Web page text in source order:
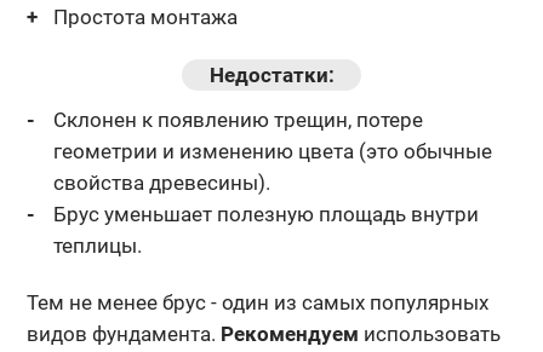
Простота монтажа
Недостатки:
Склонен к появлению трещин, потере
геометрии и изменению цвета (это обычные
свойства древесины).
Брус уменьшает полезную площадь внутри
теплицы.
Тем не менее брус - один из самых популярных
видов фундамента. Рекомендуем использовать